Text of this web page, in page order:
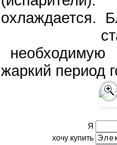
охлаждается.
необходимую
жаркий период
Я
хочу купить